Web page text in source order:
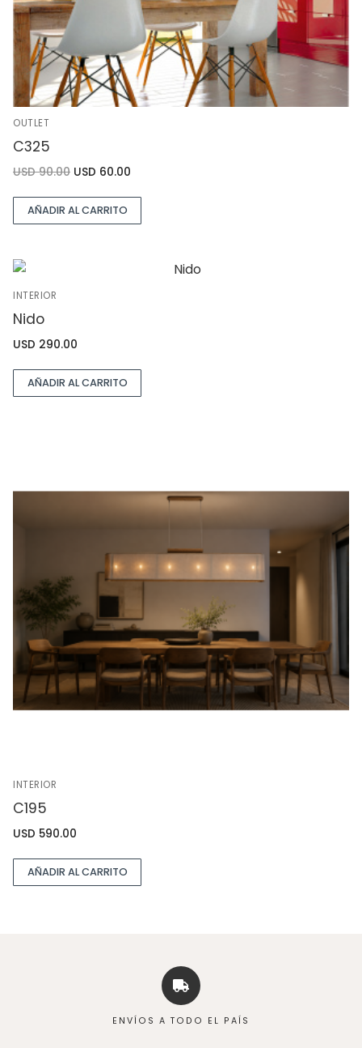
OUTLET
C325
USD90.00 USD 60.00
AÑADIR AL CARRITO
INTERIOR
Nido
USD 290.00
AÑADIR AL CARRITO
INTERIOR
C195
USD 590.00
AÑADIR AL CARRITO
ENVÍOS A TODO EL PAÍS